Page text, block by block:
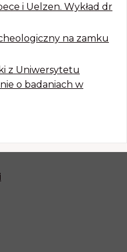
i Uelzen. Wykład dr
na zamku
z Uniwersytetu
o badaniach w